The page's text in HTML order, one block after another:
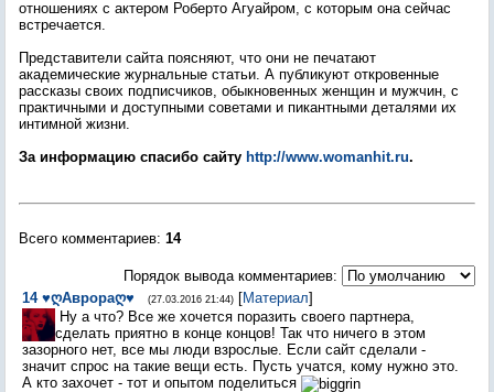
отношениях с актером Роберто Агуайром, с которым она сейчас
встречается.
Представители сайта поясняют, что они не печатают
академические журнальные статьи. А публикуют откровенные
рассказы своих подписчиков, обыкновенных женщин и мужчин, с
практичными и доступными советами и пикантными деталями их
интимной жизни.
За информацию спасибо сайту http://www.womanhit.ru.
Всего комментариев: 14
Порядок вывода комментариев:
14 ♥ღАврораღ♥ (27.03.2016 21:44) [Материал]
Ну а что? Все же хочется поразить своего партнера,
сделать приятно в конце концов! Так что ничего в этом
зазорного нет, все мы люди взрослые. Если сайт сделали -
значит спрос на такие вещи есть. Пусть учатся, кому нужно это.
А кто захочет - тот и опытом поделиться